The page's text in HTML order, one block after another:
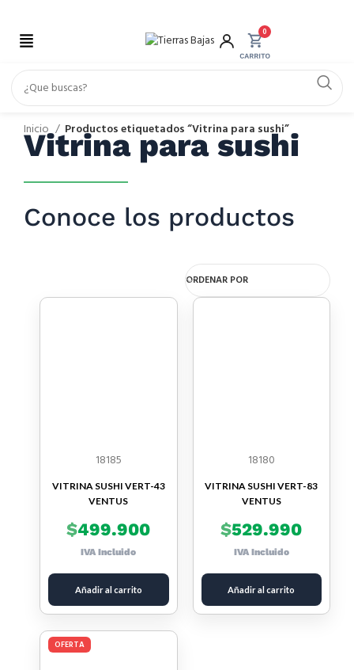
0
Inicio Productos etiquetados “Vitrina para sushi”
Vitrina para sushi
Conoce los productos
ORDENAR POR
18185
VITRINA SUSHI VERT-43
VENTUS
$499.900
IVA Incluido
Añadir al carrito
18180
VITRINA SUSHI VERT-83
VENTUS
$529.990
IVA Incluido
Añadir al carrito
OFERTA